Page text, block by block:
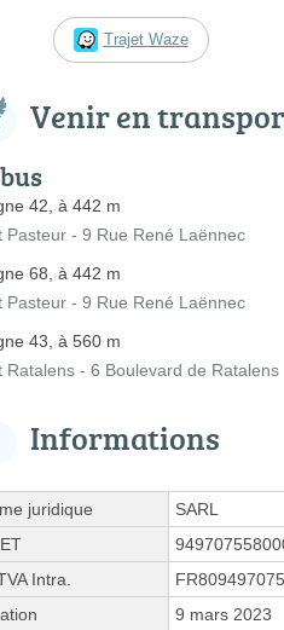
Trajet Waze
Venir en
42, à 442 m
Pasteur - 9 Rue René Laënnec
68, à 442 m
Pasteur - 9 Rue René Laënnec
43, à 560 m
Ratalens - 6 Boulevard de Ratalens
Informations
juridique
SARL
Intra.
9 mars 2023